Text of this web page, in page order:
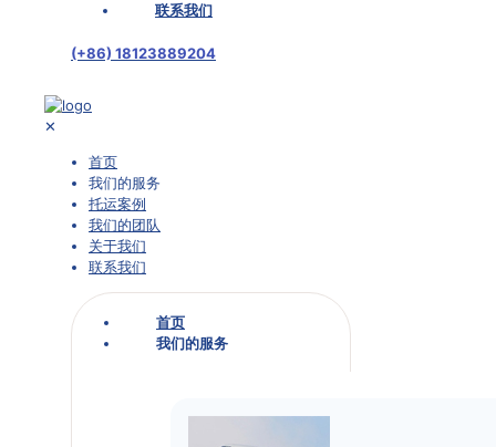
联系我们
(+86) 18123889204
✕
首页
我们的服务
托运案例
我们的团队
关于我们
联系我们
首页
我们的服务